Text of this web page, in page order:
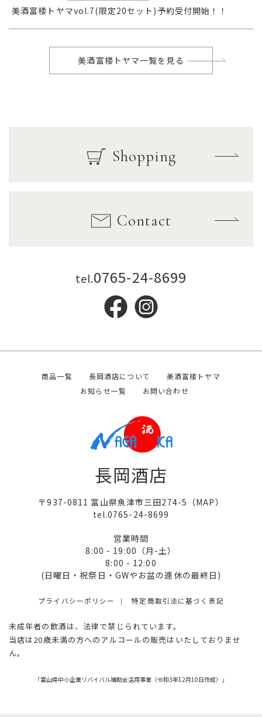
美酒富楼トヤマvol.7(限定20セット)予約受付開始！！
美酒富楼トヤマ一覧を見る
Shopping
Contact
tel.0765-24-8699
商品一覧 長岡酒店について
美酒富楼トヤマ
お知らせ一覧
お問い合わせ
長岡酒店
〒937-0811 富山県魚津市三田274-5（MAP）
tel.0765-24-8699
営業時間
8:00 - 19:00（月-土）
8:00 - 12:00
(日曜日・祝祭日・GWやお盆の連休の最終日)
プライバシーポリシー 特定商取引法に基づく表記
未成年者の飲酒は、法律で禁じられています。
当店は20歳未満の方へのアルコールの販売はいたしておりませ
ん。
「富山県中小企業リバイバル補助金活用事業（令和3年12月10日作成）」